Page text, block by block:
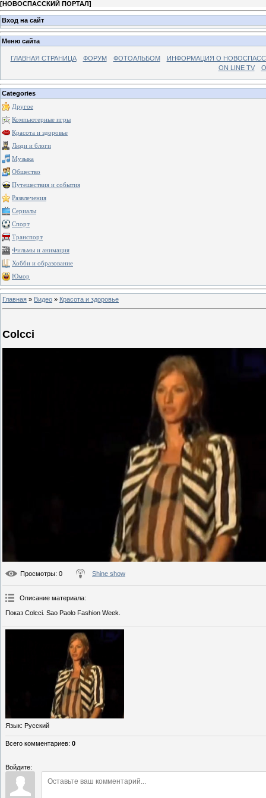
[НОВОСПАССКИЙ ПОРТАЛ]
Вход на сайт
Меню сайта
ГЛАВНАЯ СТРАНИЦА ФОРУМ ФОТОАЛЬБОМ
ИНФОРМАЦИЯ О
ON LINE TV
Categories
Другое
Компьютерные игры
Красота и здоровье
Люди и блоги
Музыка
Общество
Путешествия и события
Развлечения
Сериалы
Спорт
Транспорт
Фильмы и анимация
Хобби и образование
Юмор
Главная » Видео » Красота и здоровье
Colcci
Просмотры: 0 Shine show
Описание материала:
Показ Colcci. Sao Paolo Fashion Week.
Язык: Русский
Всего комментариев: 0
Войдите: